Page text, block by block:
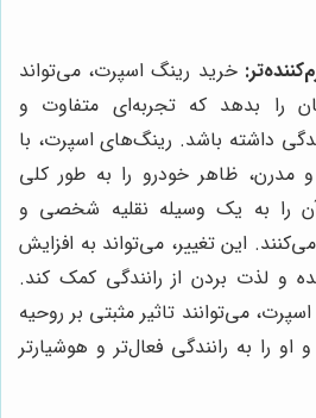
خرید رینگ اسپرت، می‌تواند
را بدهد که تجربه‌ای متفاوت و
داشته باشد. رینگ‌های اسپرت، با
ظاهر خودرو را به طور کلی
را به یک وسیله نقلیه شخصی و
این تغییر، می‌تواند به افزایش
و لذت بردن از رانندگی کمک کند.
می‌توانند تاثیر مثبتی بر روحیه
او را به رانندگی فعال‌تر و هوشیارتر